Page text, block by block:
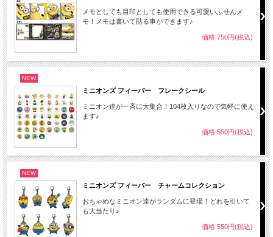
メモとしても目印としても使用できる可愛いふせんメ
モ！メモは書いて貼る事ができます♪
価格:750円(税込)
NEW
ミニオンズ フィーバー フレークシール
ミニオン達が一斉に大集合！104枚入りなので気軽に使え
ます♪
価格:550円(税込)
NEW
ミニオンズ フィーバー チャームコレクション
おちゃめなミニオン達がランダムに登場！どれを引いて
も大当たり♪
価格:550円(税込)